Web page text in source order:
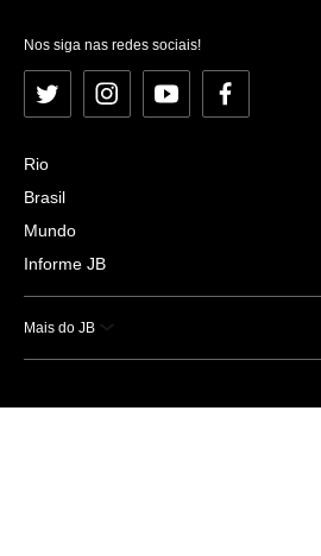
Nos siga nas redes sociais!
Twitter InstagramYouTubeFacebook
Rio
Brasil
Mundo
Informe JB
Mais do JB
Esportes